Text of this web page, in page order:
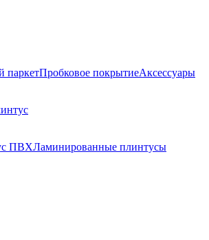
паркетПробковое покрытиеАксессуары
ПВХЛаминированные плинтусы